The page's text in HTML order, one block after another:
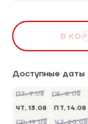
Доступные даты
ПТ, 7.08 СБ, 8.08
ЧТ, 13.08
ПТ, 14.08
СР, 19.08
ЧТ, 20.08
В